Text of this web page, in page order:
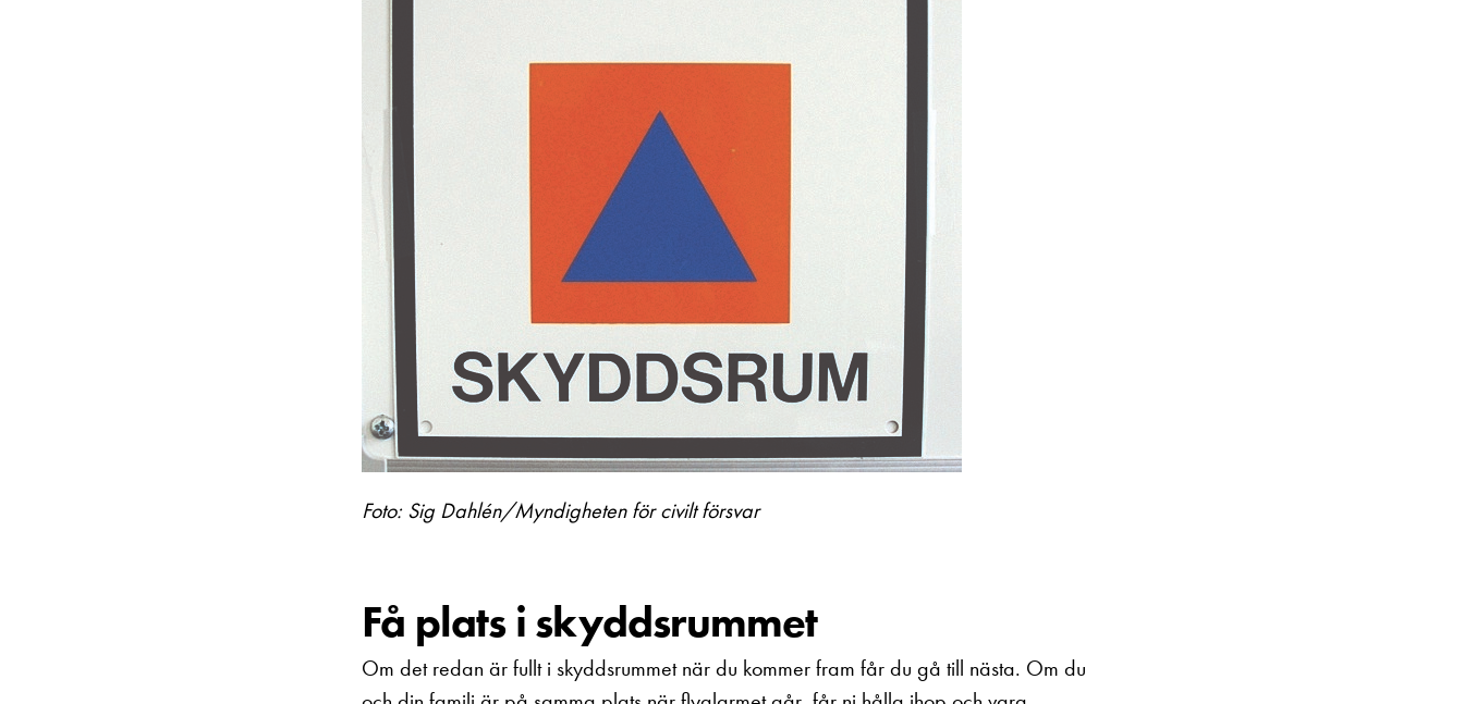
Foto: Sig Dahlén/Myndigheten för civilt försvar
Få plats i skyddsrummet
Om det redan är fullt i skyddsrummet när du kommer fram får du gå till nästa. Om du